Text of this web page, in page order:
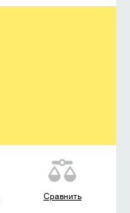
Сравнить